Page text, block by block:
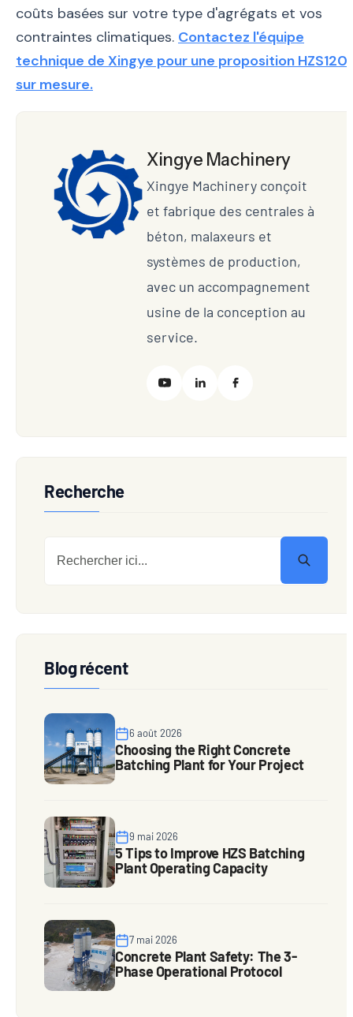
coûts basées sur votre type d'agrégats et vos
contraintes climatiques. Contactez l'équipe
technique de Xingye pour une proposition HZS120
sur mesure.
Xingye Machinery
Xingye Machinery conçoit
et fabrique des centrales à
béton, malaxeurs et
systèmes de production,
avec un accompagnement
usine de la conception au
service.
Recherche
Blog récent
6 août 2026
Choosing the Right Concrete
Batching Plant for Your Project
9 mai 2026
5 Tips to Improve HZS Batching
Plant Operating Capacity
7 mai 2026
Concrete Plant Safety: The 3-
Phase Operational Protocol